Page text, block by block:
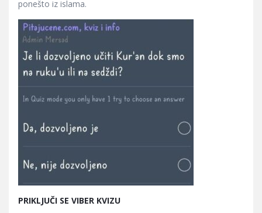
ponešto iz islama.
PRIKLJUČI SE VIBER KVIZU